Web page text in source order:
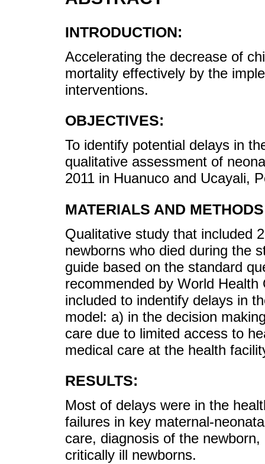
INTRODUCTION:
Accelerating the decrease of
mortality effectively by the
interventions.
OBJECTIVES:
To identify potential delays in
qualitative assessment of
2011 in Huanuco and Ucayali,
MATERIALS AND
Qualitative study that included
newborns who died during the
guide based on the standard
recommended by World
included to indentify delays in
model: a) in the decision
care due to limited access to
medical care at the health
RESULTS:
Most of delays were in the
failures in key maternal-
care, diagnosis of the
critically ill newborns.